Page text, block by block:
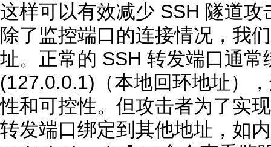
这样可以有效减少 SSH 隧道攻
除了监控端口的连接情况，我
址。正常的 SSH 转发端口通
(127.0.0.1)（本地回环地址）
性和可控性。但攻击者为了实
转发端口绑定到其他地址，如